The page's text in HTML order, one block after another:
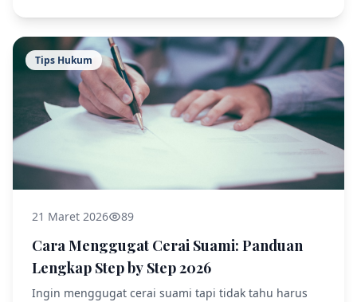
Tips Hukum
21 Maret 2026 89
Cara Menggugat Cerai Suami: Panduan
Lengkap Step by Step 2026
Ingin menggugat cerai suami tapi tidak tahu harus